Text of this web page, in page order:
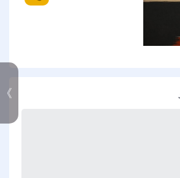
》